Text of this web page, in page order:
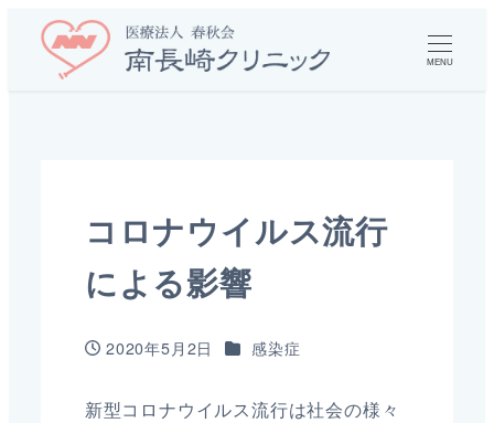
MENU
コロナウイルス流行
による影響
投稿日
2020年5月2日 カテゴリー
感染症
新型コロナウイルス流行は社会の様々